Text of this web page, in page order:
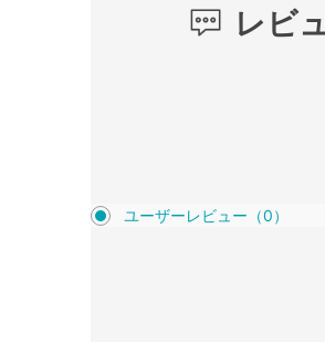
レビ
ユーザーレビュー （0）